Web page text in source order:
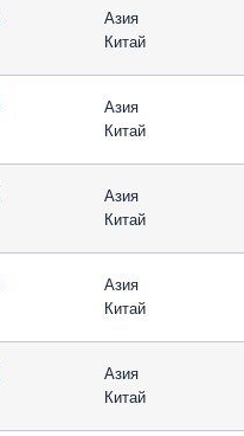
Азия
Китай
Азия
Китай
Азия
Китай
Азия
Китай
Азия
Китай